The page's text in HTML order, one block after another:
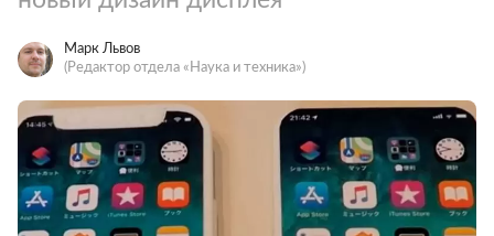
Марк Львов
(Редактор отдела «Наука и техника»)